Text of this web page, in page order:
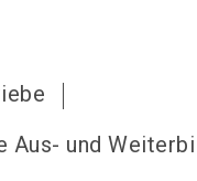
Aus- und